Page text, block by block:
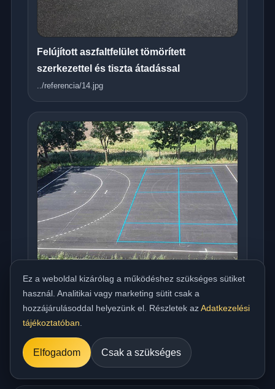
Felújított aszfaltfelület tömörített
szerkezettel és tiszta átadással
../referencia/14.jpg
Országos meleg aszfaltozás udvarra,
beállóra, parkolóra és utakhoz
Ez a weboldal kizárólag a működéshez szükséges sütiket
használ. Analitikai vagy marketing sütit csak a
hozzájárulásoddal helyezünk el. Részletek azAdatkezelési
tájékoztatóban
Elfogadom Csak a szükséges